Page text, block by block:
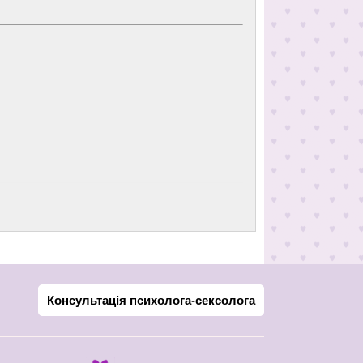
Консультація психолога-сексолога